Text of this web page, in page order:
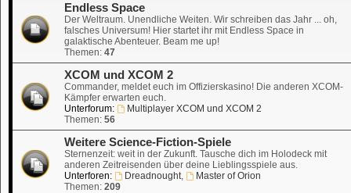
Endless Space
Der Weltraum. Unendliche Weiten. Wir schreiben das Jahr ... oh,
falsches Universum! Hier startet ihr mit Endless Space in
galaktische Abenteuer. Beam me up!
Themen: 47
XCOM und XCOM 2
Commander, meldet euch im Offizierskasino! Die anderen XCOM-
Kämpfer erwarten euch.
Unterforum:
Multiplayer XCOM und XCOM 2
Themen: 56
Weitere Science-Fiction-Spiele
Sternenzeit: weit in der Zukunft. Tausche dich im Holodeck mit
anderen Zeitreisenden über deine Lieblingsspiele aus.
Unterforen:
Dreadnought,
Master of Orion
Themen: 209